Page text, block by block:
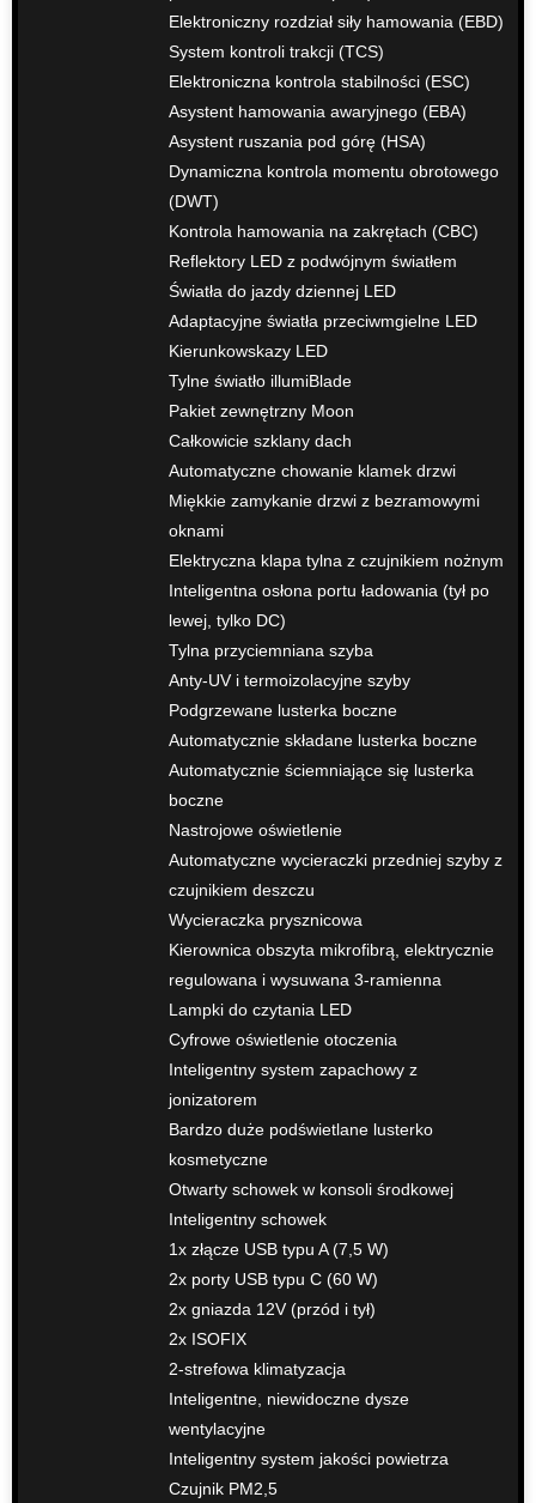
Elektroniczny rozdział siły hamowania (EBD)
System kontroli trakcji (TCS)
Elektroniczna kontrola stabilności (ESC)
Asystent hamowania awaryjnego (EBA)
Asystent ruszania pod górę (HSA)
Dynamiczna kontrola momentu obrotowego
(DWT)
Kontrola hamowania na zakrętach (CBC)
Reflektory LED z podwójnym światłem
Światła do jazdy dziennej LED
Adaptacyjne światła przeciwmgielne LED
Kierunkowskazy LED
Tylne światło illumiBlade
Pakiet zewnętrzny Moon
Całkowicie szklany dach
Automatyczne chowanie klamek drzwi
Miękkie zamykanie drzwi z bezramowymi
oknami
Elektryczna klapa tylna z czujnikiem nożnym
Inteligentna osłona portu ładowania (tył po
lewej, tylko DC)
Tylna przyciemniana szyba
Anty-UV i termoizolacyjne szyby
Podgrzewane lusterka boczne
Automatycznie składane lusterka boczne
Automatycznie ściemniające się lusterka
boczne
Nastrojowe oświetlenie
Automatyczne wycieraczki przedniej szyby z
czujnikiem deszczu
Wycieraczka prysznicowa
Kierownica obszyta mikrofibrą, elektrycznie
regulowana i wysuwana 3-ramienna
Lampki do czytania LED
Cyfrowe oświetlenie otoczenia
Inteligentny system zapachowy z
jonizatorem
Bardzo duże podświetlane lusterko
kosmetyczne
Otwarty schowek w konsoli środkowej
Inteligentny schowek
1x złącze USB typu A (7,5 W)
2x porty USB typu C (60 W)
2x gniazda 12V (przód i tył)
2x ISOFIX
2-strefowa klimatyzacja
Inteligentne, niewidoczne dysze
wentylacyjne
Inteligentny system jakości powietrza
Czujnik PM2,5